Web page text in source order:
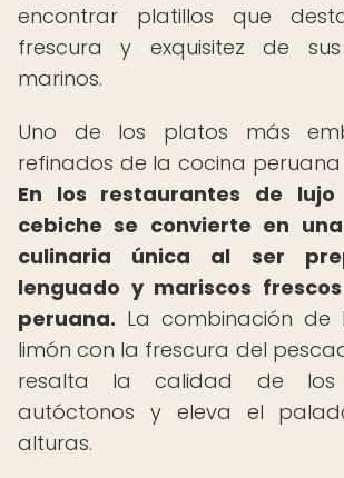
encontrar platillos que
frescura y exquisitez de sus
marinos.
Uno de los platos más
refinados de la cocina peruana
En los restaurantes de
cebiche se convierte en
culinaria única al ser
lenguado y mariscos
peruana. La combinación de
limón con la frescura del
resalta la calidad de los
autóctonos y eleva el
alturas.